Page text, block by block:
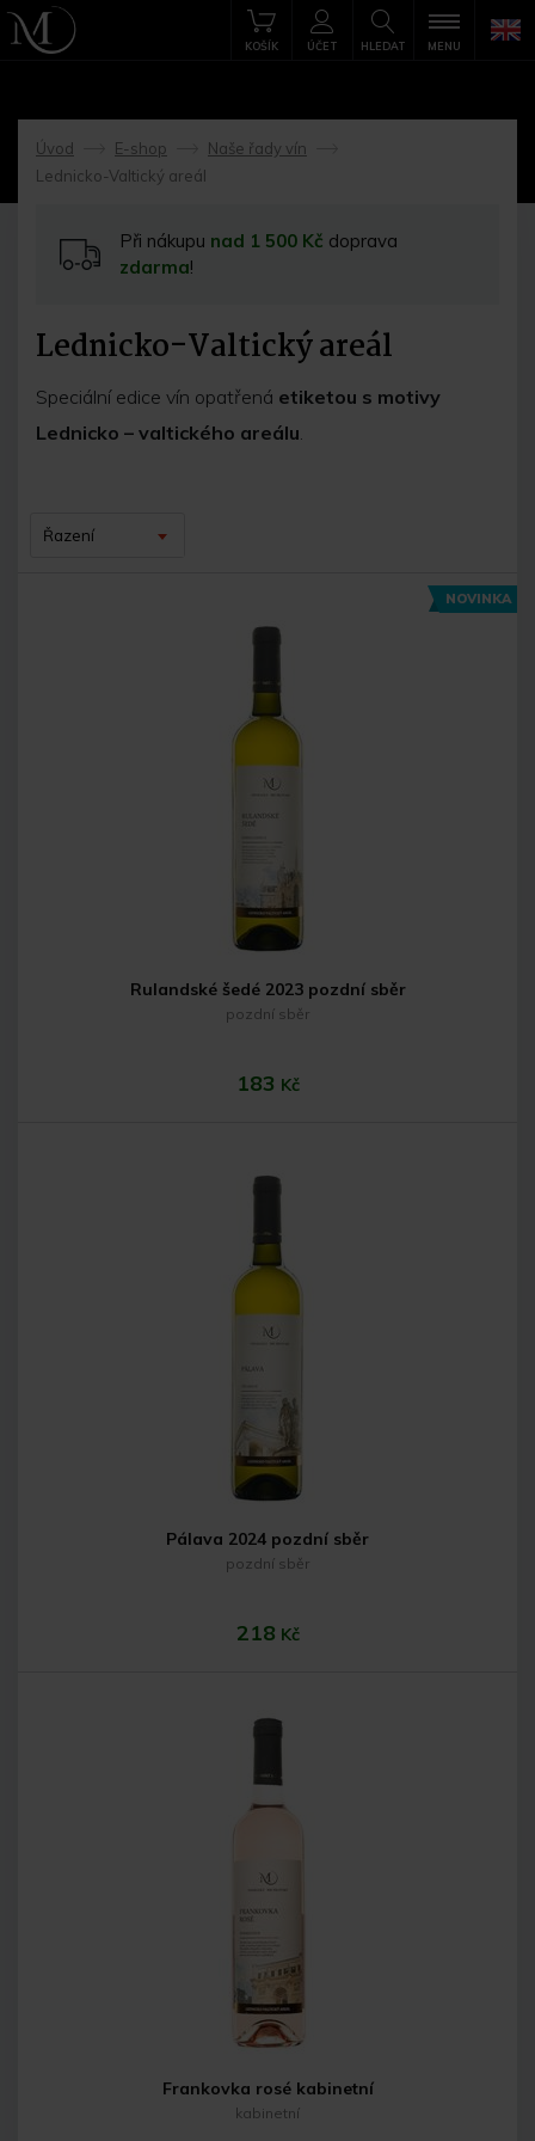
HLEDAT
KOŠÍK ÚČET MENU
Úvod
->
E-shop
->
Naše řady vín
Lednicko-Valtický areál
Při nákupu nad 1 500 Kč doprava
zdarma!
Lednicko-Valtický areál
Speciální edice vín opatřená etiketou s motivy
Lednicko – valtického areálu.
Řazení
Rulandské šedé 2023 pozdní sběr
pozdní sběr
183 Kč
NOVINKA
Do košíku
Pálava 2024 pozdní sběr
pozdní sběr
218 Kč
Frankovka rosé kabinetní
kabinetní